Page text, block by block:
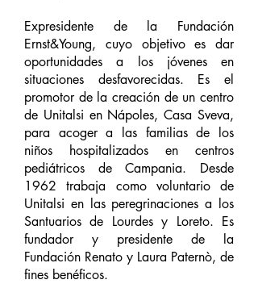
Expresidente de la Fundación
Ernst&Young, cuyo objetivo es dar
oportunidades a los jóvenes en
situaciones desfavorecidas. Es el
promotor de la creación de un centro
de Unitalsi en Nápoles, Casa Sveva,
para acoger a las familias de los
niños hospitalizados en centros
pediátricos de Campania. Desde
1962 trabaja como voluntario de
Unitalsi en las peregrinaciones a los
Santuarios de Lourdes y Loreto. Es
fundador y presidente de la
Fundación Renato y Laura Paternò, de
fines benéficos.